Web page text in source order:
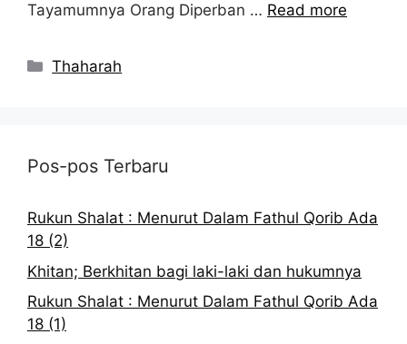
Tayamumnya Orang Diperban … Read more
Kategori
Thaharah
Pos-pos Terbaru
Rukun Shalat : Menurut Dalam Fathul Qorib Ada
18 (2)
Khitan; Berkhitan bagi laki-laki dan hukumnya
Rukun Shalat : Menurut Dalam Fathul Qorib Ada
18 (1)